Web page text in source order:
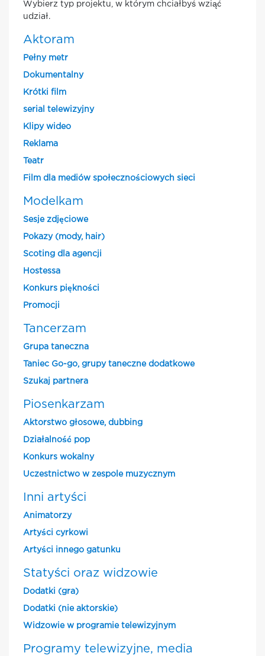
Wybierz typ projektu, w którym chciałbyś wziąć
udział.
Aktoram
Pełny metr
Dokumentalny
Krótki film
serial telewizyjny
Klipy wideo
Reklama
Teatr
Film dla mediów społecznościowych sieci
Modelkam
Sesje zdjęciowe
Pokazy (mody, hair)
Scoting dla agencji
Hostessa
Konkurs piękności
Promocji
Tancerzam
Grupa taneczna
Taniec Go-go, grupy taneczne dodatkowe
Szukaj partnera
Piosenkarzam
Aktorstwo głosowe, dubbing
Działalność pop
Konkurs wokalny
Uczestnictwo w zespole muzycznym
Inni artyści
Animatorzy
Artyści cyrkowi
Artyści innego gatunku
Statyści oraz widzowie
Dodatki (gra)
Dodatki (nie aktorskie)
Widzowie w programie telewizyjnym
Programy telewizyjne, media